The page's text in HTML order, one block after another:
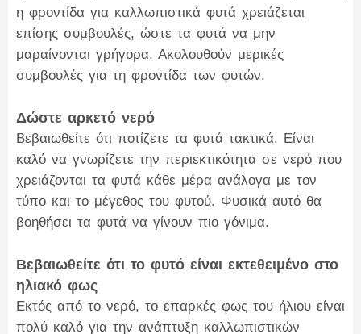
η φροντίδα για καλλωπιστικά φυτά χρειάζεται
επίσης συμβουλές, ώστε τα φυτά να μην
μαραίνονται γρήγορα. Ακολουθούν μερικές
συμβουλές για τη φροντίδα των φυτών.
Δώστε αρκετό νερό
Βεβαιωθείτε ότι ποτίζετε τα φυτά τακτικά. Είναι
καλό να γνωρίζετε την περιεκτικότητα σε νερό που
χρειάζονται τα φυτά κάθε μέρα ανάλογα με τον
τύπο και το μέγεθος του φυτού. Φυσικά αυτό θα
βοηθήσει τα φυτά να γίνουν πιο γόνιμα.
Βεβαιωθείτε ότι το φυτό είναι εκτεθειμένο στο
ηλιακό φως
Εκτός από το νερό, το επαρκές φως του ήλιου είναι
πολύ καλό για την ανάπτυξη καλλωπιστικών